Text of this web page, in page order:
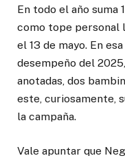
En todo el año suma
como tope personal
el 13 de mayo. En
desempeño del
anotadas, dos
este, curiosamente,
la campaña.
Vale apuntar que